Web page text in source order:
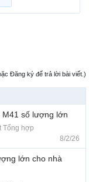
Đăng ký để trả lời bài viết.)
M41 số lượng lớn
Tổng hợp
8/2/26
lớn cho nhà